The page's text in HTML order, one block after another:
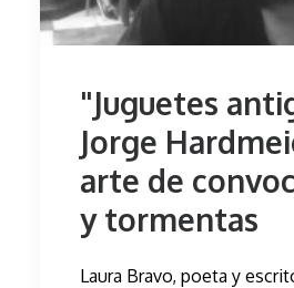
"Juguetes
Jorge
arte de
y tormentas
Laura Bravo, poeta y